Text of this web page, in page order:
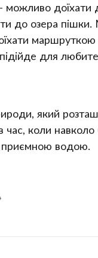
можливо
до озера
для
який
час, коли
приємною водою.